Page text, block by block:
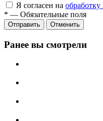
Я согласен на
* — Обязательные поля
Отправить Отменить
Ранее вы смотрели